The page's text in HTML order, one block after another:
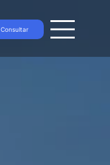
Consultar